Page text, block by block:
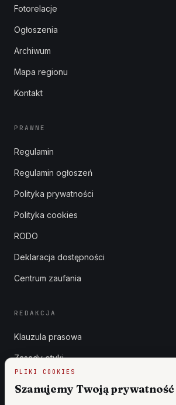
PLIKI COOKIES
Szanujemy Twoją prywatność
Fotorelacje
Ogłoszenia
Archiwum
Mapa regionu
Kontakt
PRAWNE
Regulamin
Regulamin ogłoszeń
Polityka prywatności
Polityka cookies
RODO
Deklaracja dostępności
Centrum zaufania
REDAKCJA
Klauzula prasowa
Zasady etyki